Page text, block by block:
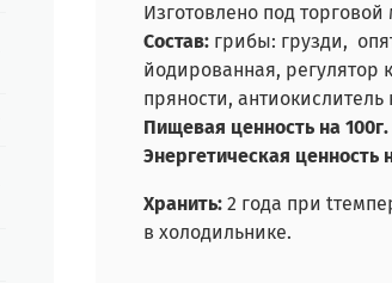
Изготовлено под
Состав:грибы: грузди,
йодированная, регулятор
пряности,
Пищевая ценность на
Энергетическая ценность
Хранить:2 года при
в холодильнике.